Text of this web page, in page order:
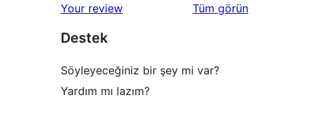
Your review Tüm değerlendirmeleri
görün
Destek
Söyleyeceğiniz bir şey mi var?
Yardım mı lazım?